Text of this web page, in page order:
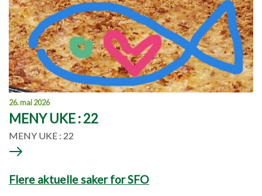
26. mai 2026
MENY UKE : 22
MENY UKE : 22
Flere aktuelle saker for SFO